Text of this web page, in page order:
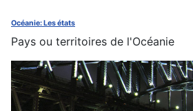
Océanie: Les états
Pays ou territoires de l'Océanie